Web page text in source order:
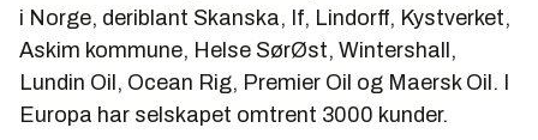
i Norge, deriblant Skanska, If, Lindorff, Kystverket,
Askim kommune, Helse SørØst, Wintershall,
Lundin Oil, Ocean Rig, Premier Oil og Maersk Oil. I
Europa har selskapet omtrent 3000 kunder.